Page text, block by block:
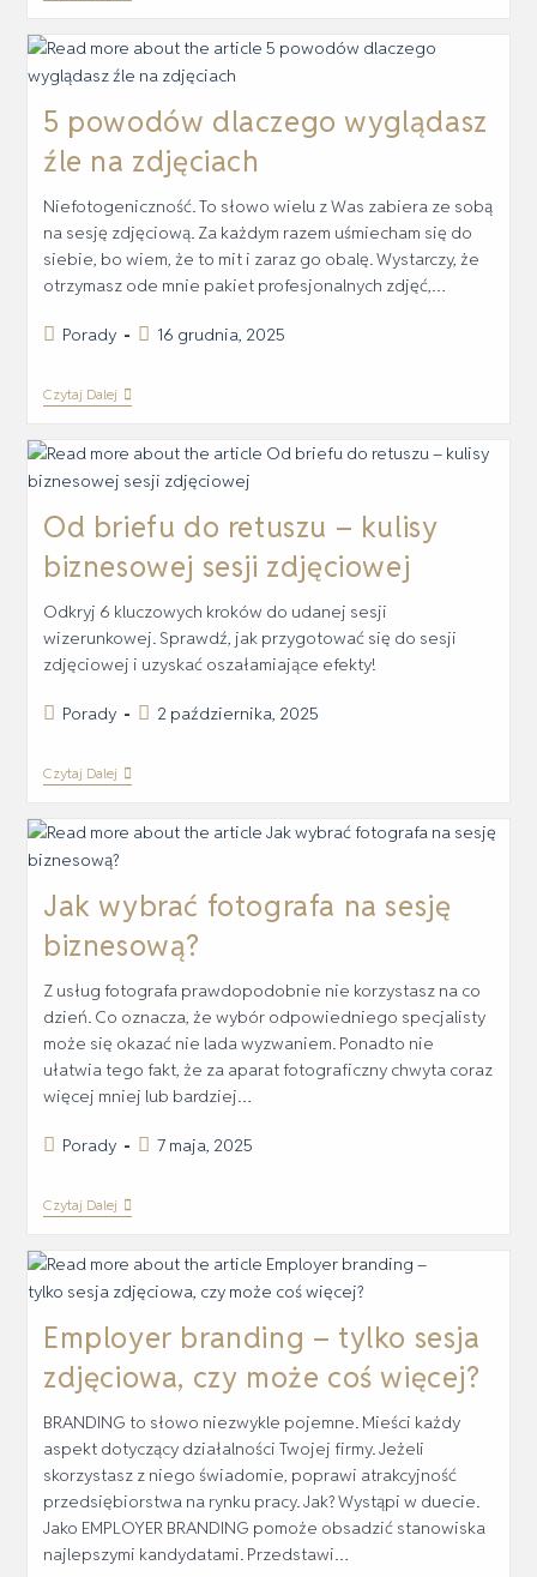
5 powodów dlaczego wyglądasz
źle na zdjęciach
Niefotogeniczność. To słowo wielu z Was zabiera ze sobą
na sesję zdjęciową. Za każdym razem uśmiecham się do
siebie, bo wiem, że to mit i zaraz go obalę. Wystarczy, że
otrzymasz ode mnie pakiet profesjonalnych zdjęć,…
Porady 16 grudnia, 2025
Czytaj Dalej
Od briefu do retuszu – kulisy
biznesowej sesji zdjęciowej
Odkryj 6 kluczowych kroków do udanej sesji
wizerunkowej. Sprawdź, jak przygotować się do sesji
zdjęciowej i uzyskać oszałamiające efekty!
Porady 2 października, 2025
Czytaj Dalej
Jak wybrać fotografa na sesję
biznesową?
Z usług fotografa prawdopodobnie nie korzystasz na co
dzień. Co oznacza, że wybór odpowiedniego specjalisty
może się okazać nie lada wyzwaniem. Ponadto nie
ułatwia tego fakt, że za aparat fotograficzny chwyta coraz
więcej mniej lub bardziej…
Porady 7 maja, 2025
Czytaj Dalej
Employer branding – tylko sesja
zdjęciowa, czy może coś więcej?
BRANDING to słowo niezwykle pojemne. Mieści każdy
aspekt dotyczący działalności Twojej firmy. Jeżeli
skorzystasz z niego świadomie, poprawi atrakcyjność
przedsiębiorstwa na rynku pracy. Jak? Wystąpi w duecie.
Jako EMPLOYER BRANDING pomoże obsadzić stanowiska
najlepszymi kandydatami. Przedstawi…